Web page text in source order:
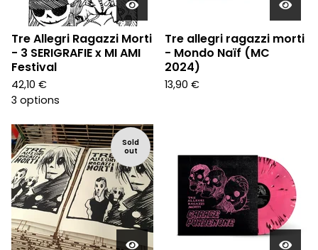
Tre Allegri Ragazzi Morti
- 3 SERIGRAFIE x MI AMI
Festival
42,10 €
3 options
Tre allegri ragazzi morti
- Mondo Naïf (MC
2024)
13,90 €
Sold
out